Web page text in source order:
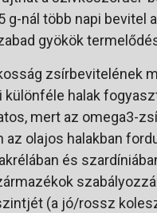
g-nál több napi bevitel
gyökök
zsírbevitelének
különféle halak
mert az omega3-
olajos halakban
és
(a jó/rossz